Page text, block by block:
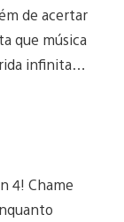
de acertar
que música
infinita…
4! Chame